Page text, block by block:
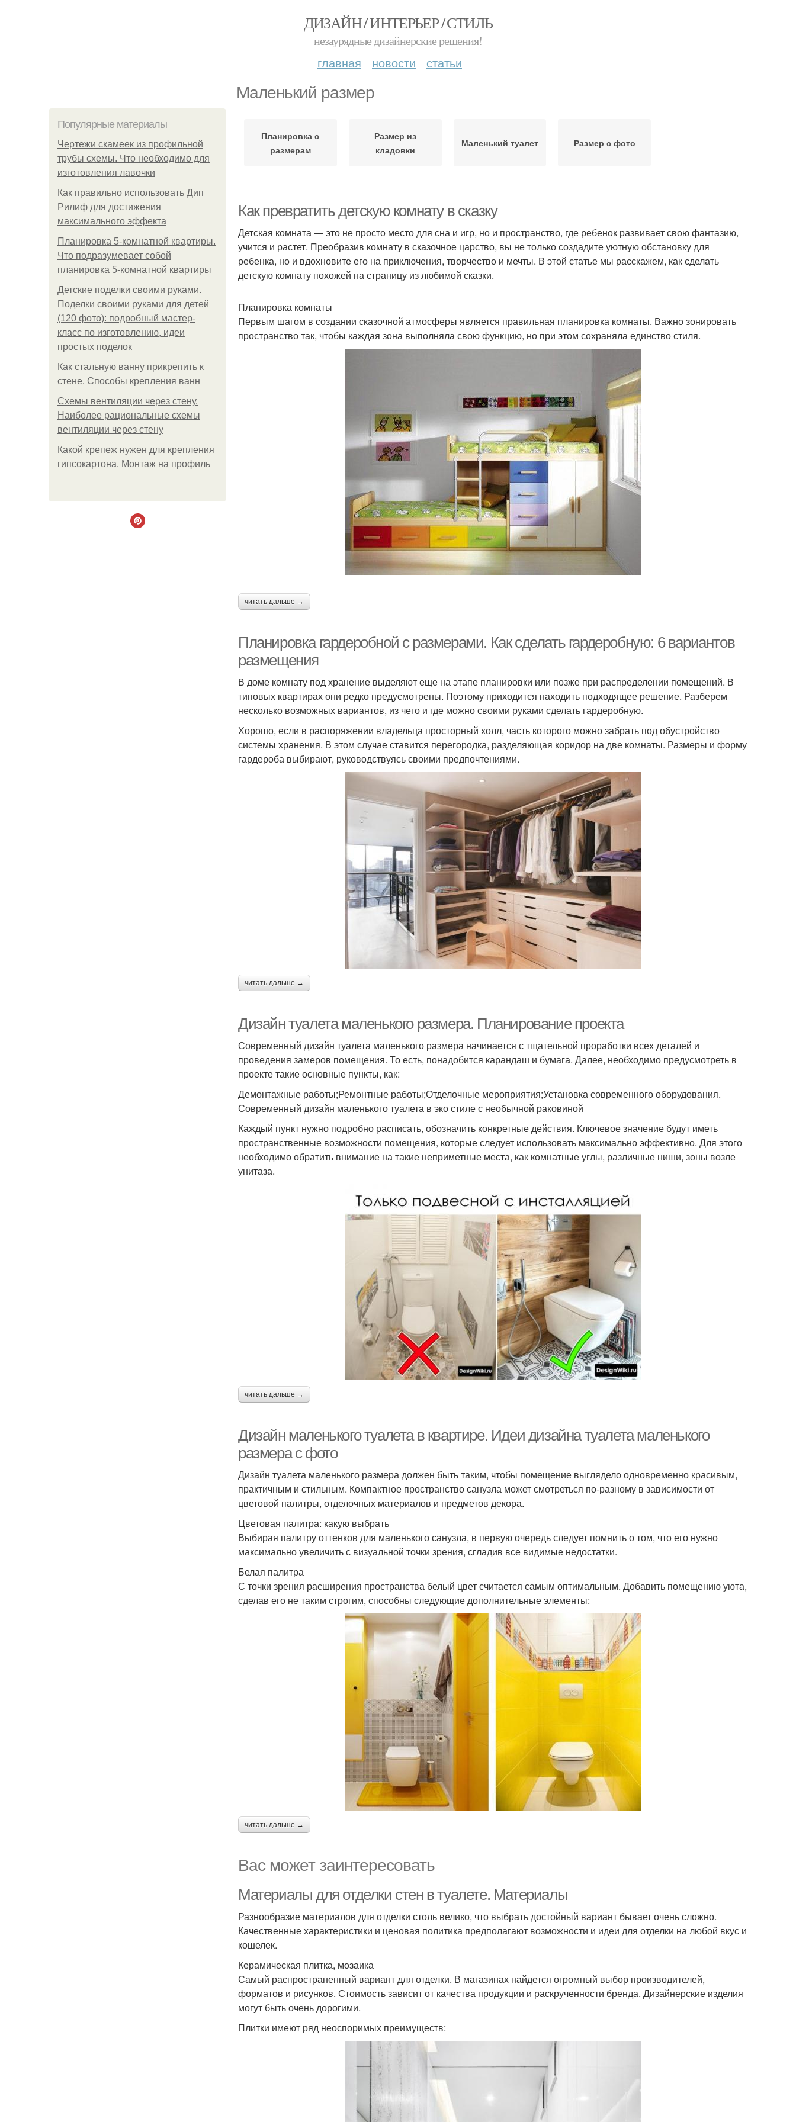
ДИЗАЙН / ИНТЕРЬЕР / СТИЛЬ
незаурядные дизайнерские решения!
главная новости статьи
Маленький размер
Популярные материалы
Чертежи скамеек из профильной
трубы схемы. Что необходимо для
изготовления лавочки
Как правильно использовать Дип
Рилиф для достижения
максимального эффекта
Планировка 5-комнатной квартиры.
Что подразумевает собой
планировка 5-комнатной квартиры
Детские поделки своими руками.
Поделки своими руками для детей
(120 фото): подробный мастер-
класс по изготовлению, идеи
простых поделок
Как стальную ванну прикрепить к
стене. Способы крепления ванн
Схемы вентиляции через стену.
Наиболее рациональные схемы
вентиляции через стену
Какой крепеж нужен для крепления
гипсокартона. Монтаж на профиль
Планировка с
размерам
Размер из
кладовки
Маленький туалет Размер с фото
Как превратить детскую комнату в сказку
Детская комната — это не просто место для сна и игр, но и пространство, где ребенок развивает свою фантазию,
учится и растет. Преобразив комнату в сказочное царство, вы не только создадите уютную обстановку для
ребенка, но и вдохновите его на приключения, творчество и мечты. В этой статье мы расскажем, как сделать
детскую комнату похожей на страницу из любимой сказки.
Планировка комнаты
Первым шагом в создании сказочной атмосферы является правильная планировка комнаты. Важно зонировать
пространство так, чтобы каждая зона выполняла свою функцию, но при этом сохраняла единство стиля.
читать дальше →
Планировка гардеробной с размерами. Как сделать гардеробную: 6 вариантов
размещения
В доме комнату под хранение выделяют еще на этапе планировки или позже при распределении помещений. В
типовых квартирах они редко предусмотрены. Поэтому приходится находить подходящее решение. Разберем
несколько возможных вариантов, из чего и где можно своими руками сделать гардеробную.
Хорошо, если в распоряжении владельца просторный холл, часть которого можно забрать под обустройство
системы хранения. В этом случае ставится перегородка, разделяющая коридор на две комнаты. Размеры и форму
гардероба выбирают, руководствуясь своими предпочтениями.
читать дальше →
Дизайн туалета маленького размера. Планирование проекта
Современный дизайн туалета маленького размера начинается с тщательной проработки всех деталей и
проведения замеров помещения. То есть, понадобится карандаш и бумага. Далее, необходимо предусмотреть в
проекте такие основные пункты, как:
Демонтажные работы;Ремонтные работы;Отделочные мероприятия;Установка современного оборудования.
Современный дизайн маленького туалета в эко стиле с необычной раковиной
Каждый пункт нужно подробно расписать, обозначить конкретные действия. Ключевое значение будут иметь
пространственные возможности помещения, которые следует использовать максимально эффективно. Для этого
необходимо обратить внимание на такие неприметные места, как комнатные углы, различные ниши, зоны возле
унитаза.
читать дальше →
Дизайн маленького туалета в квартире. Идеи дизайна туалета маленького
размера с фото
Дизайн туалета маленького размера должен быть таким, чтобы помещение выглядело одновременно красивым,
практичным и стильным. Компактное пространство санузла может смотреться по-разному в зависимости от
цветовой палитры, отделочных материалов и предметов декора.
Цветовая палитра: какую выбрать
Выбирая палитру оттенков для маленького санузла, в первую очередь следует помнить о том, что его нужно
максимально увеличить с визуальной точки зрения, сгладив все видимые недостатки.
Белая палитра
С точки зрения расширения пространства белый цвет считается самым оптимальным. Добавить помещению уюта,
сделав его не таким строгим, способны следующие дополнительные элементы:
читать дальше →
Вас может заинтересовать
Материалы для отделки стен в туалете. Материалы
Разнообразие материалов для отделки столь велико, что выбрать достойный вариант бывает очень сложно.
Качественные характеристики и ценовая политика предполагают возможности и идеи для отделки на любой вкус и
кошелек.
Керамическая плитка, мозаика
Самый распространенный вариант для отделки. В магазинах найдется огромный выбор производителей,
форматов и рисунков. Стоимость зависит от качества продукции и раскрученности бренда. Дизайнерские изделия
могут быть очень дорогими.
Плитки имеют ряд неоспоримых преимуществ: